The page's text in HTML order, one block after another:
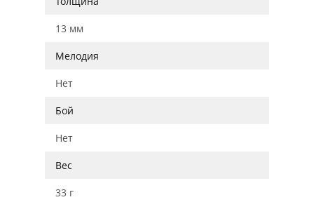
13 мм
Мелодия
Нет
Бой
Нет
Вес
33 г